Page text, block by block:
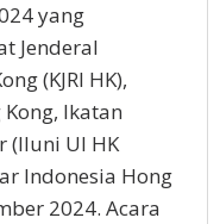
yang
Jenderal
(KJRI HK),
Ikatan
(Iluni UI HK
Indonesia Hong
2024. Acara